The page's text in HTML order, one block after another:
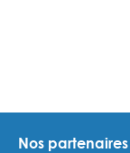
Nos partenaires